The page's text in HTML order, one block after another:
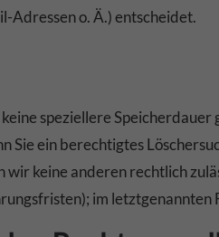
Adressen o. Ä.) entscheidet.
speziellere
ein berechtigtes
keine anderen rechtlich
im